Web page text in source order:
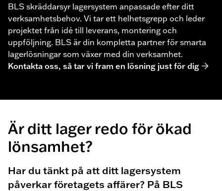
BLS skräddarsyr lagersystem anpassade efter ditt
verksamhetsbehov. Vi tar ett helhetsgrepp och leder
projektet från idé till leverans, montering och
uppföljning. BLS är din kompletta partner för smarta
lagerlösningar som växer med din verksamhet.
Kontakta oss, så tar vi fram en lösning just för dig
Är ditt lager redo för ökad
lönsamhet?
Har du tänkt på att ditt lagersystem
påverkar företagets affärer? På BLS